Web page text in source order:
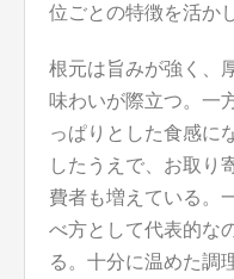
位ごとの特徴を活か
根元は旨みが強く、
味わいが際立つ。一
っぱりとした食感に
したうえで、お取り
費者も増えている。
べ方として代表的な
る。十分に温めた調